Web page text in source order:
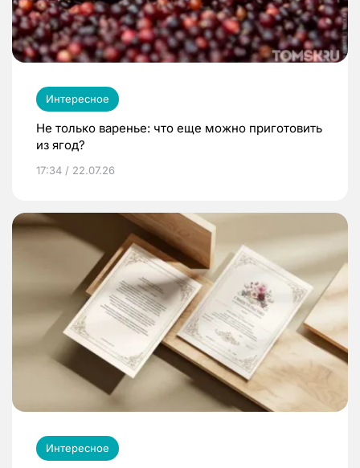
Интересное
Не только варенье: что еще можно приготовить
из ягод?
17:34 / 22.07.26
Интересное